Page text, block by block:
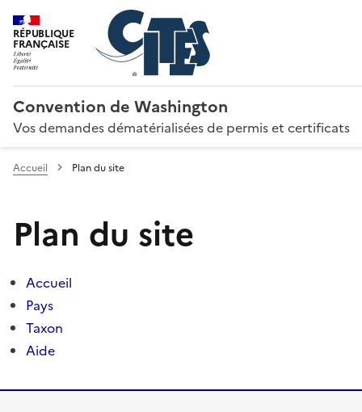
RÉPUBLIQUE
FRANÇAISE
Convention de Washington
Vos demandes dématérialisées de permis et certificats
Accueil Plan du site
Plan du site
Accueil
Pays
Taxon
Aide